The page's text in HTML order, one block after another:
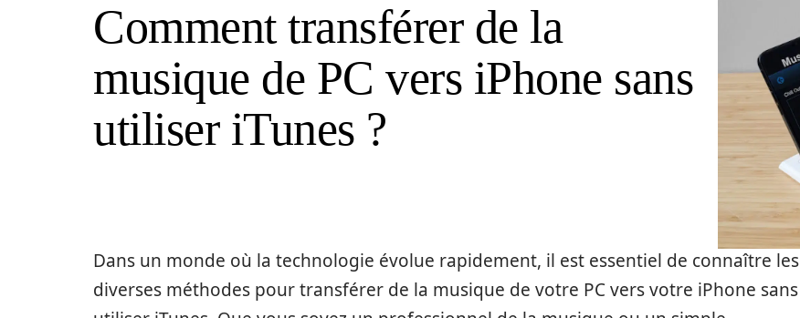
Comment transférer de la
musique de PC vers iPhone sans
utiliser iTunes ?
Dans un monde où la technologie évolue rapidement, il est essentiel de connaître les
diverses méthodes pour transférer de la musique de votre PC vers votre iPhone sans